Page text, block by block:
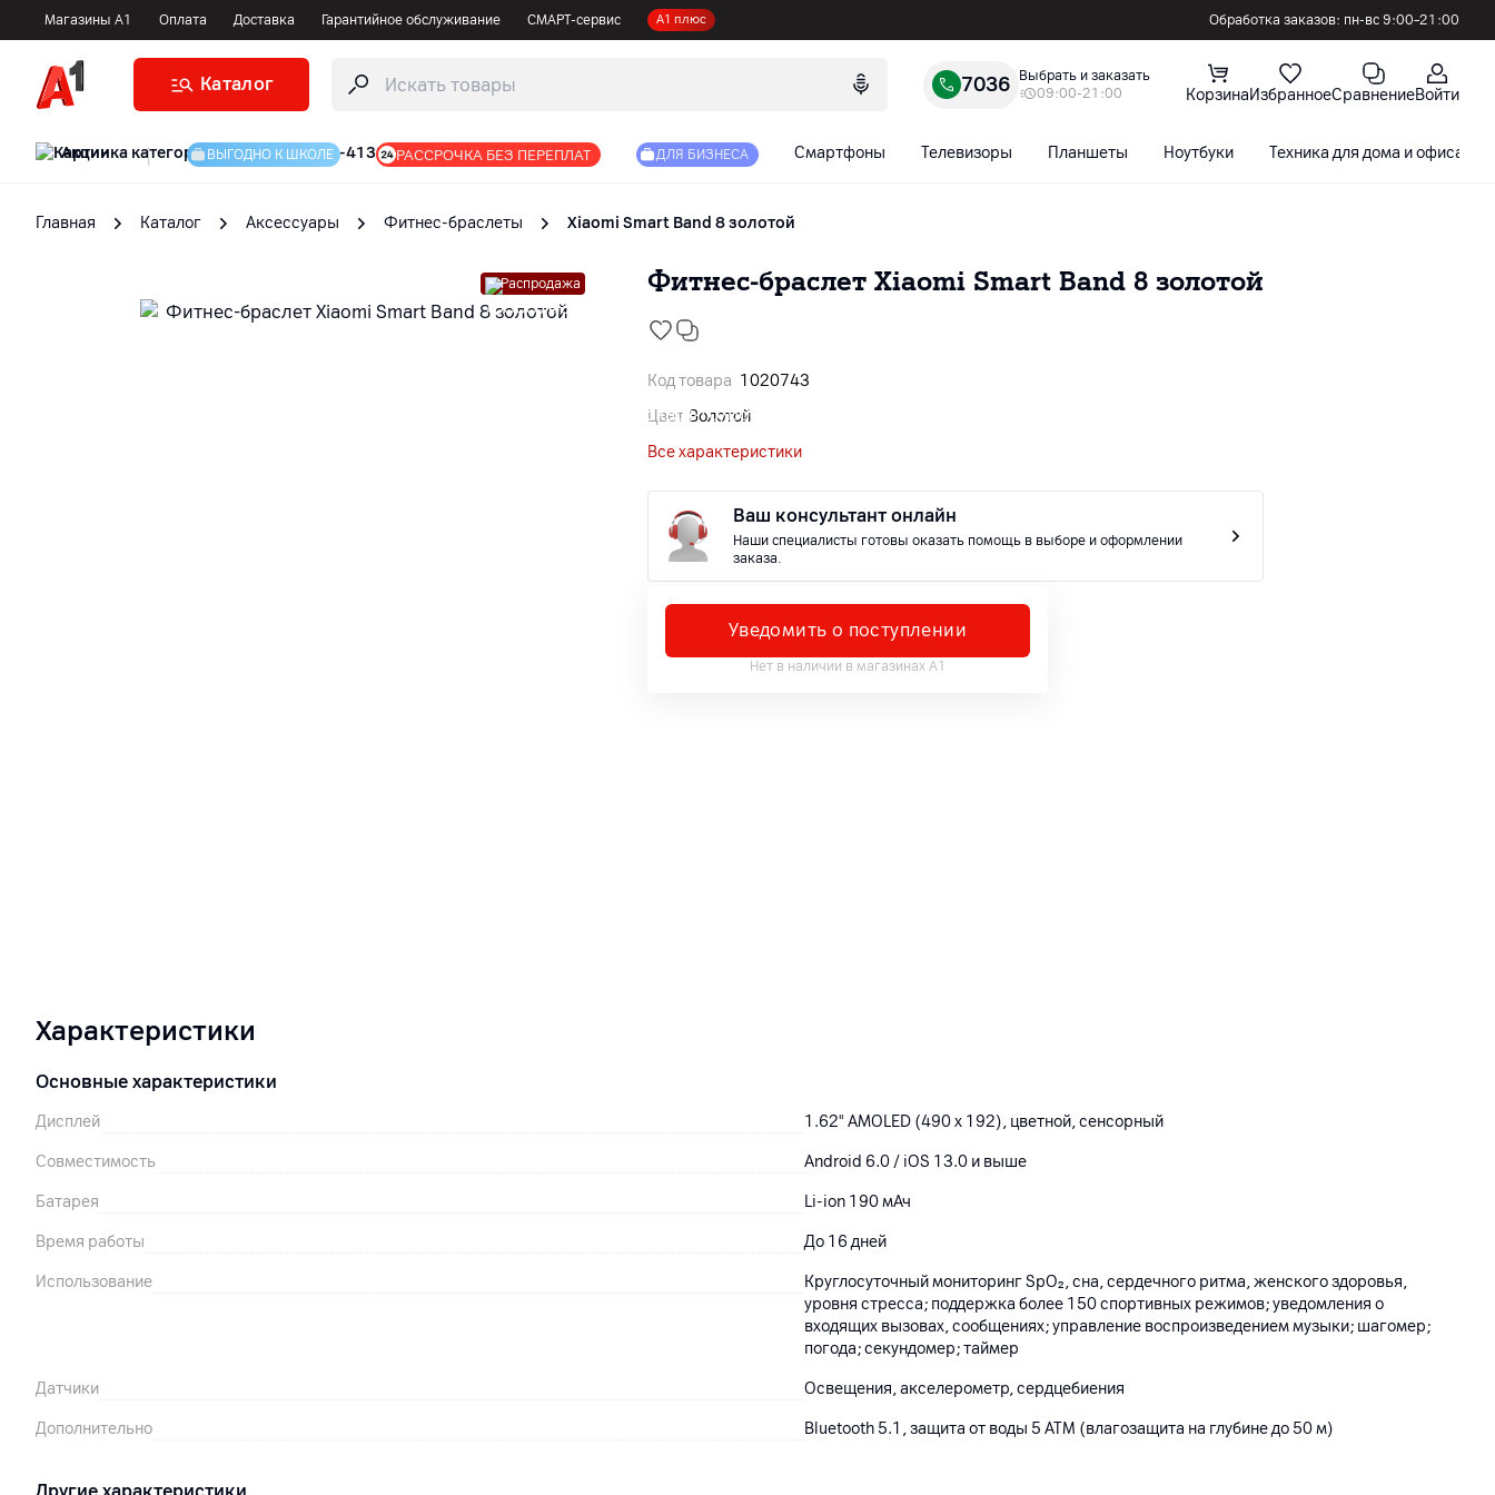
Магазины А1 Оплата Доставка Гарантийное обслуживание СМАРТ-сервис А1 плюс Обработка заказов: пн-вс 9:00–21:00
Каталог 7036
Выбрать и заказать
09:00-21:00
КорзинаИзбранноеСравнениеВойти
Акции | ВЫГОДНО К ШКОЛЕ РАССРОЧКА БЕЗ ПЕРЕПЛАТ ДЛЯ БИЗНЕСА Смартфоны Телевизоры Планшеты Ноутбуки Техника для дома и офиса
Главная Каталог Аксессуары Фитнес-браслеты Xiaomi Smart Band 8 золотой
Распродажа Фитнес-браслет Xiaomi Smart Band 8 золотой
Код товара 1020743
Цвет Золотой
Все характеристики
Ваш консультант онлайн
Наши специалисты готовы оказать помощь в выборе и оформлении
заказа.
Уведомить о поступлении
Нет в наличии в магазинах А1
Характеристики
Основные характеристики
Дисплей 1.62" AMOLED (490 x 192), цветной, сенсорный
Совместимость Android 6.0 / iOS 13.0 и выше
Батарея Li-ion 190 мАч
Время работы До 16 дней
Использование
Круглосуточный мониторинг SpO₂, сна, сердечного ритма, женского здоровья,
уровня стресса; поддержка более 150 спортивных режимов; уведомления о
входящих вызовах, сообщениях; управление воспроизведением музыки; шагомер;
погода; секундомер; таймер
Датчики Освещения, акселерометр, сердцебиения
Дополнительно Bluetooth 5.1, защита от воды 5 АТМ (влагозащита на глубине до 50 м)